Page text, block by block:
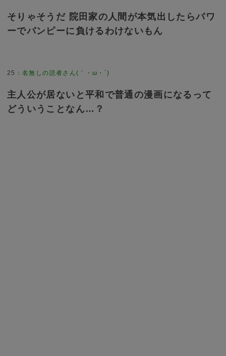
そりゃそうだ 院田家の人間が本気出したらパワ
ーでパンピーに負けるわけないもん
25 ：名無しの読者さん(｀・ω・´)
主人公が居ないと平和で普通の漫画になるって
どういうことなん…？